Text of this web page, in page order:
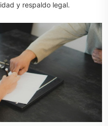
y respaldo legal.